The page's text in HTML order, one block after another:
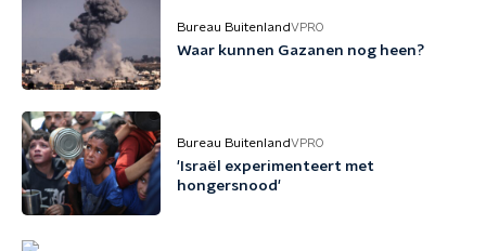
Bureau BuitenlandVPRO
Waar kunnen Gazanen nog heen?
Bureau BuitenlandVPRO
'Israël experimenteert met
hongersnood'